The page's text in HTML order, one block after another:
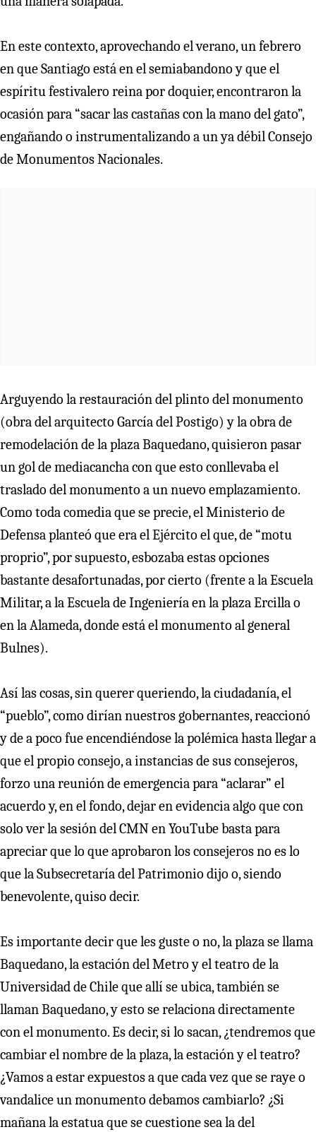
En este contexto, aprovechando el verano, un febrero
en que Santiago está en el semiabandono y que el
espíritu festivalero reina por doquier, encontraron la
ocasión para “sacar las castañas con la mano del gato”,
engañando o instrumentalizando a un ya débil Consejo
de Monumentos Nacionales.
Arguyendo la restauración del plinto del monumento
(obra del arquitecto García del Postigo) y la obra de
remodelación de la plaza Baquedano, quisieron pasar
un gol de mediacancha con que esto conllevaba el
traslado del monumento a un nuevo emplazamiento.
Como toda comedia que se precie, el Ministerio de
Defensa planteó que era el Ejército el que, de “motu
proprio”, por supuesto, esbozaba estas opciones
bastante desafortunadas, por cierto (frente a la Escuela
Militar, a la Escuela de Ingeniería en la plaza Ercilla o
en la Alameda, donde está el monumento al general
Bulnes).
Así las cosas, sin querer queriendo, la ciudadanía, el
“pueblo”, como dirían nuestros gobernantes, reaccionó
y de a poco fue encendiéndose la polémica hasta llegar a
que el propio consejo, a instancias de sus consejeros,
forzo una reunión de emergencia para “aclarar” el
acuerdo y, en el fondo, dejar en evidencia algo que con
solo ver la sesión del CMN en YouTube basta para
apreciar que lo que aprobaron los consejeros no es lo
que la Subsecretaría del Patrimonio dijo o, siendo
benevolente, quiso decir.
Es importante decir que les guste o no, la plaza se llama
Baquedano, la estación del Metro y el teatro de la
Universidad de Chile que allí se ubica, también se
llaman Baquedano, y esto se relaciona directamente
con el monumento. Es decir, si lo sacan, ¿tendremos que
cambiar el nombre de la plaza, la estación y el teatro?
¿Vamos a estar expuestos a que cada vez que se raye o
vandalice un monumento debamos cambiarlo? ¿Si
mañana la estatua que se cuestione sea la del